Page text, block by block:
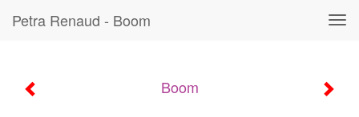
Petra Renaud - Boom
Boom